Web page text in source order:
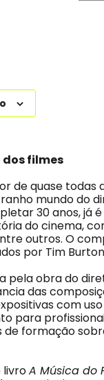
filmes
de quase todas
mundo do
30 anos, já
do cinema,
outros. O
por Tim
pela obra do
das
com
para
formação
livroA Música do